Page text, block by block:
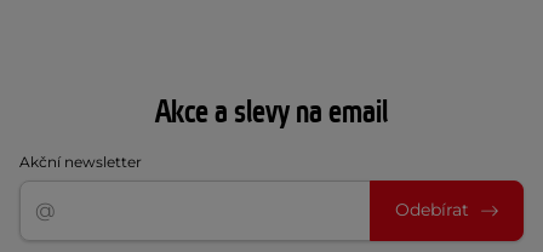
Akce a slevy na email
Akční newsletter
Odebírat